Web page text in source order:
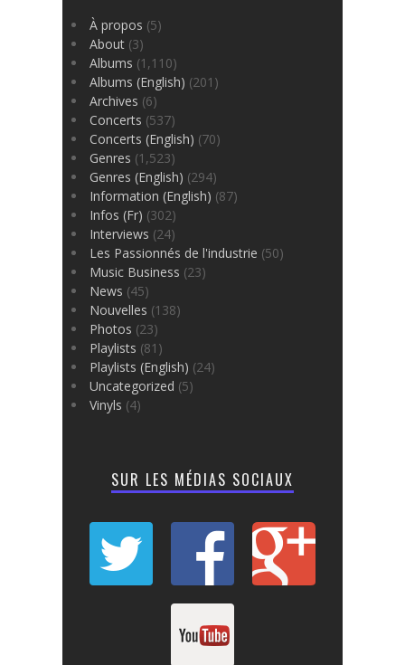
À propos (5)
About (3)
Albums (1,110)
Albums (English) (201)
Archives (6)
Concerts (537)
Concerts (English) (70)
Genres (1,523)
Genres (English) (294)
Information (English) (87)
Infos (Fr) (302)
Interviews (24)
Les Passionnés de l'industrie (50)
Music Business (23)
News (45)
Nouvelles (138)
Photos (23)
Playlists (81)
Playlists (English) (24)
Uncategorized (5)
Vinyls (4)
SUR LES MÉDIAS SOCIAUX